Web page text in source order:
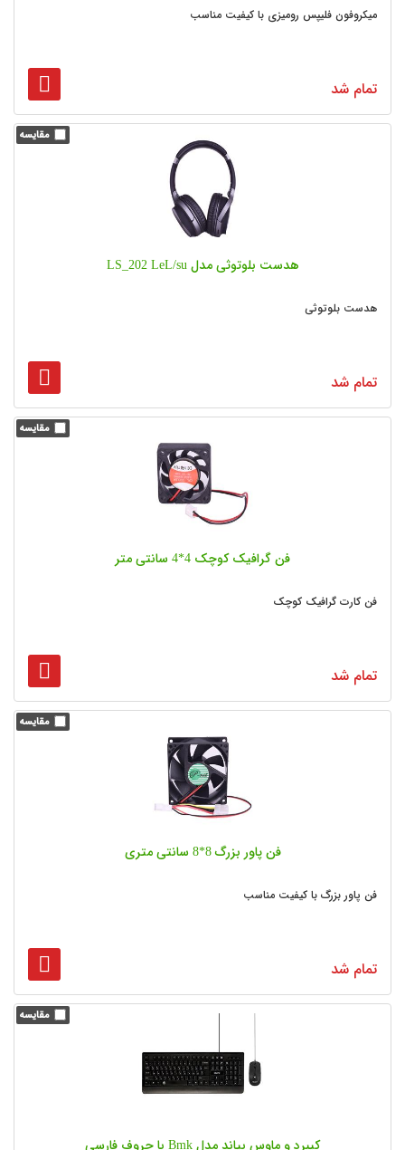
میکروفون فلیپس رومیزی با کیفیت مناسب
تمام شد
هدست بلوتوثی مدل LS_202 LeL/su
هدست بلوتوثی
تمام شد
فن گرافیک کوچک 4*4 سانتی متر
فن کارت گرافیک کوچک
تمام شد
فن پاور بزرگ 8*8 سانتی متری
فن پاور بزرگ با کیفیت مناسب
تمام شد
کیبرد و ماوس بیاند مدل Bmk با حروف فارسی